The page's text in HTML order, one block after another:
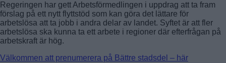
Regeringen har gett Arbetsförmedlingen i uppdrag att ta fram
förslag på ett nytt flyttstöd som kan göra det lättare för
arbetslösa att ta jobb i andra delar av landet. Syftet är att fler
arbetslösa ska kunna ta ett arbete i regioner där efterfrågan på
arbetskraft är hög.
Välkommen att prenumerera på Bättre stadsdel – här